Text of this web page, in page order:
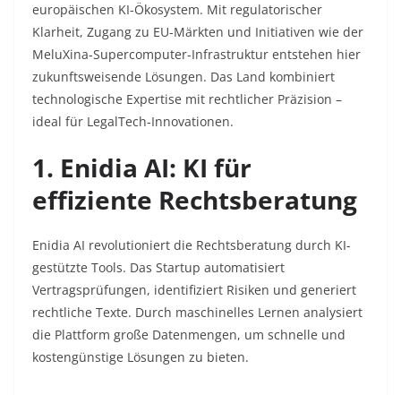
europäischen KI-Ökosystem. Mit regulatorischer
Klarheit, Zugang zu EU-Märkten und Initiativen wie der
MeluXina-Supercomputer-Infrastruktur entstehen hier
zukunftsweisende Lösungen. Das Land kombiniert
technologische Expertise mit rechtlicher Präzision –
ideal für LegalTech-Innovationen.
1. Enidia AI: KI für
effiziente Rechtsberatung
Enidia AI revolutioniert die Rechtsberatung durch KI-
gestützte Tools. Das Startup automatisiert
Vertragsprüfungen, identifiziert Risiken und generiert
rechtliche Texte. Durch maschinelles Lernen analysiert
die Plattform große Datenmengen, um schnelle und
kostengünstige Lösungen zu bieten.